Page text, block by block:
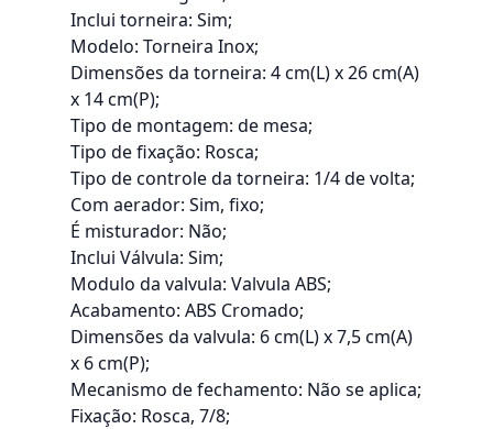
Inclui torneira: Sim;
Modelo: Torneira Inox;
Dimensões da torneira: 4 cm(L) x 26 cm(A)
x 14 cm(P);
Tipo de montagem: de mesa;
Tipo de fixação: Rosca;
Tipo de controle da torneira: 1/4 de volta;
Com aerador: Sim, fixo;
É misturador: Não;
Inclui Válvula: Sim;
Modulo da valvula: Valvula ABS;
Acabamento: ABS Cromado;
Dimensões da valvula: 6 cm(L) x 7,5 cm(A)
x 6 cm(P);
Mecanismo de fechamento: Não se aplica;
Fixação: Rosca, 7/8;